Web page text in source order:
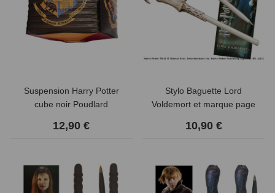
Suspension Harry Potter
cube noir Poudlard
12,90 €
Stylo Baguette Lord
Voldemort et marque page
10,90 €